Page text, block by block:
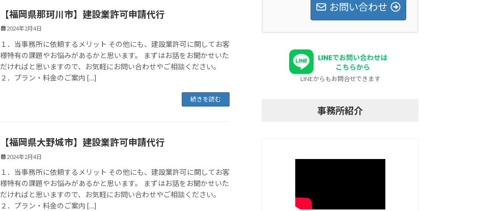
【福岡県那珂川市】建設業許可申請代行
2024年2月4日
１．当事務所に依頼するメリット その他にも、建設業許可に関してお客
様特有の課題やお悩みがあるかと思います。 まずはお話をお聞かせいた
だければと思いますので、お気軽にお問い合わせやご相談ください。
２．プラン・料金のご案内 […]
続きを読む
【福岡県大野城市】建設業許可申請代行
2024年2月4日
１．当事務所に依頼するメリット その他にも、建設業許可に関してお客
様特有の課題やお悩みがあるかと思います。 まずはお話をお聞かせいた
だければと思いますので、お気軽にお問い合わせやご相談ください。
２．プラン・料金のご案内 […]
お問い合わせ
LINEからもお問合せできます
事務所紹介